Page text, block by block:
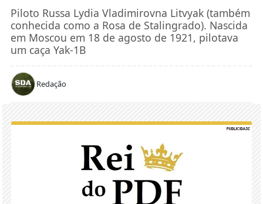
Piloto Russa Lydia Vladimirovna Litvyak (também
conhecida como a Rosa de Stalingrado). Nascida
em Moscou em 18 de agosto de 1921, pilotava
um caça Yak-1B
Redação